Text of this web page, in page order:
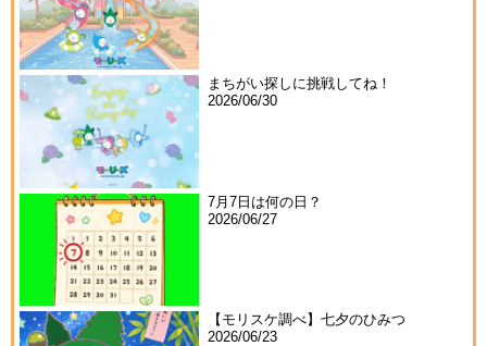
まちがい探しに挑戦してね！
2026/06/30
7月7日は何の日？
2026/06/27
【モリスケ調べ】七夕のひみつ
2026/06/23